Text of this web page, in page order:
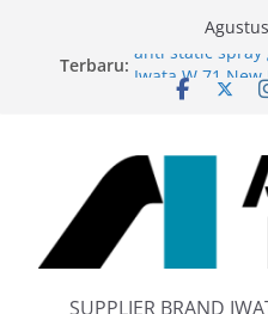
Terbaru: anti static spray
Iwata W 71
SUPPLIER BRAND